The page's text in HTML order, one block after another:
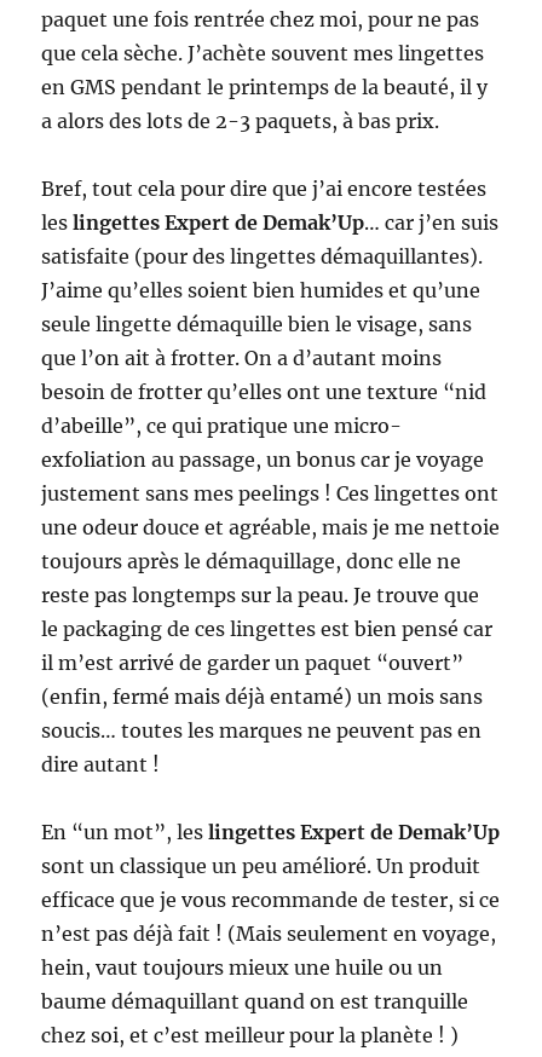
paquet une fois rentrée chez moi, pour ne pas
que cela sèche. J’achète souvent mes lingettes
en GMS pendant le printemps de la beauté, il y
a alors des lots de 2-3 paquets, à bas prix.
Bref, tout cela pour dire que j’ai encore testées
leslingettes Expert de Demak’Up… car j’en suis
satisfaite (pour des lingettes démaquillantes).
J’aime qu’elles soient bien humides et qu’une
seule lingette démaquille bien le visage, sans
que l’on ait à frotter. On a d’autant moins
besoin de frotter qu’elles ont une texture “nid
d’abeille”, ce qui pratique une micro-
exfoliation au passage, un bonus car je voyage
justement sans mes peelings ! Ces lingettes ont
une odeur douce et agréable, mais je me nettoie
toujours après le démaquillage, donc elle ne
reste pas longtemps sur la peau. Je trouve que
le packaging de ces lingettes est bien pensé car
il m’est arrivé de garder un paquet “ouvert”
(enfin, fermé mais déjà entamé) un mois sans
soucis… toutes les marques ne peuvent pas en
dire autant !
En “un mot”, leslingettes Expert de Demak’Up
sont un classique un peu amélioré. Un produit
efficace que je vous recommande de tester, si ce
n’est pas déjà fait ! (Mais seulement en voyage,
hein, vaut toujours mieux une huile ou un
baume démaquillant quand on est tranquille
chez soi, et c’est meilleur pour la planète ! )